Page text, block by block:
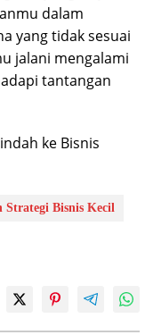
dalam
yang tidak sesuai
jalani mengalami
tantangan
ke Bisnis
Strategi Bisnis Kecil